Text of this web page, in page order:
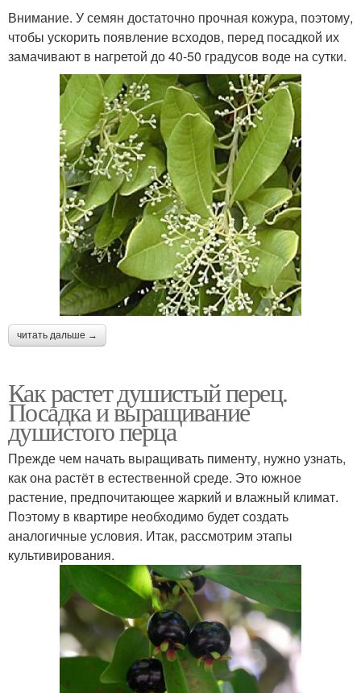
Внимание. У семян достаточно прочная кожура, поэтому,
чтобы ускорить появление всходов, перед посадкой их
замачивают в нагретой до 40-50 градусов воде на сутки.
читать дальше →
Как растет душистый перец.
Посадка и выращивание
душистого перца
Прежде чем начать выращивать пименту, нужно узнать,
как она растёт в естественной среде. Это южное
растение, предпочитающее жаркий и влажный климат.
Поэтому в квартире необходимо будет создать
аналогичные условия. Итак, рассмотрим этапы
культивирования.